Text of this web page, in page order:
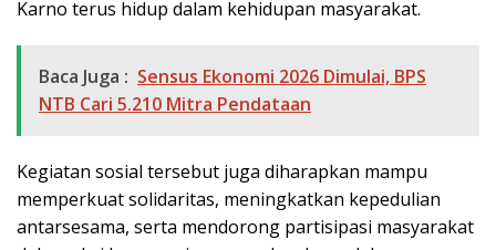
Karno terus hidup dalam kehidupan masyarakat.
Baca Juga : Sensus Ekonomi 2026 Dimulai, BPS
NTB Cari 5.210 Mitra Pendataan
Kegiatan sosial tersebut juga diharapkan mampu
memperkuat solidaritas, meningkatkan kepedulian
antarsesama, serta mendorong partisipasi masyarakat